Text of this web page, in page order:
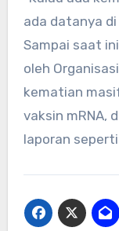
ada datanya
Sampai saat
oleh
kematian
vaksin mRNA,
laporan